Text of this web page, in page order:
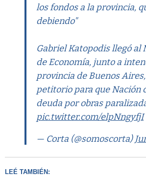
los fondos a la provincia,
debiendo"
Gabriel Katopodis llegó al
de Economía, junto a
provincia de Buenos
petitorio para que Nación
deuda por obras
pic.twitter.com/elpNngyfjI
— Corta (@somoscorta)
LEÉ TAMBIÉN: